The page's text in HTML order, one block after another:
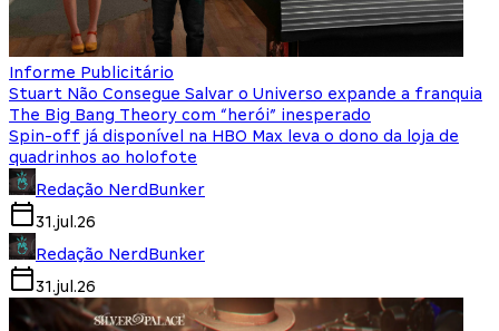
Informe Publicitário
Stuart Não Consegue Salvar o Universo expande a franquia
The Big Bang Theory com “herói” inesperado
Spin-off já disponível na HBO Max leva o dono da loja de
quadrinhos ao holofote
Redação NerdBunker
31.jul.26
Redação NerdBunker
31.jul.26